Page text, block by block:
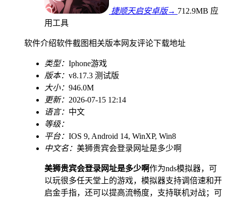
捷顺天启安卓版→ 712.9MB 应
用工具
软件介绍软件截图相关版本网友评论下载地址
类型： Iphone游戏
版本： v8.17.3 测试版
大小： 946.0M
更新： 2026-07-15 12:14
语言： 中文
等级：
平台： IOS 9, Android 14, WinXP, Win8
中文名： 美狮贵宾会登录网址是多少啊
美狮贵宾会登录网址是多少啊作为nds模拟器，可
以玩很多任天堂上的游戏，模拟器支持调倍速和开
启金手指，还可以提高流畅度，支持联机对战；可